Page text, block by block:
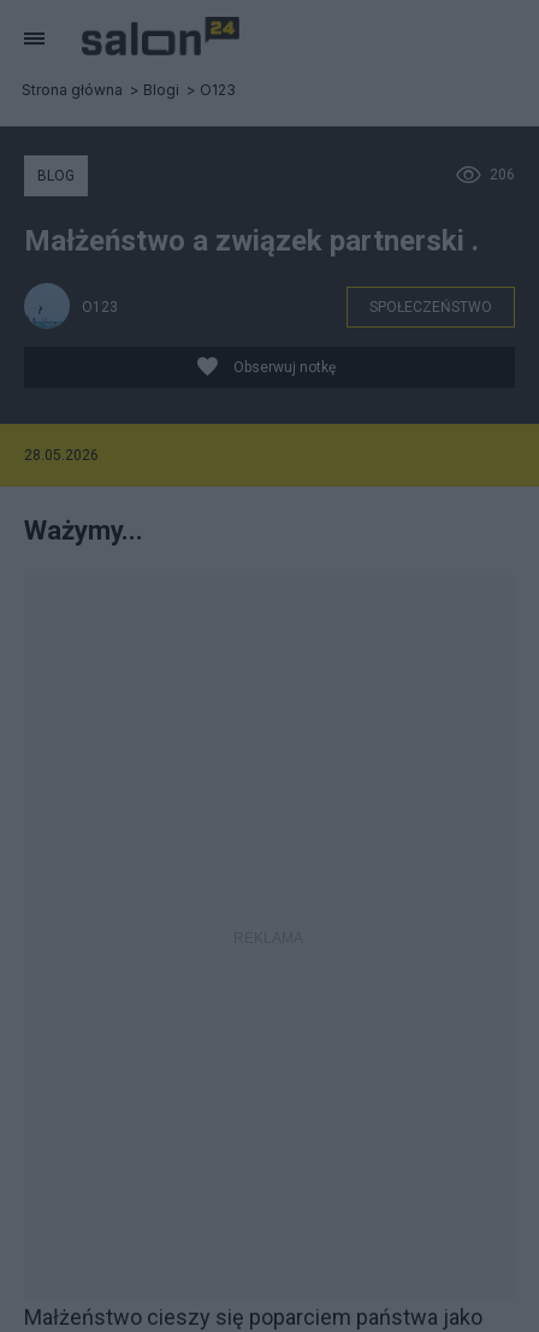
Strona główna Blogi O123
206
BLOG
Małżeństwo a związek partnerski .
O123 SPOŁECZEŃSTWO
Obserwuj notkę
28.05.2026
Ważymy...
Małżeństwo cieszy się poparciem państwa jako